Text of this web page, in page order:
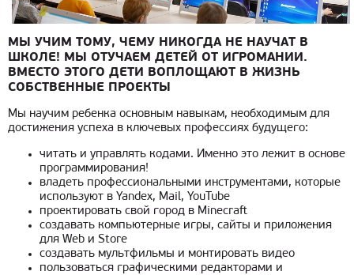
МЫ УЧИМ ТОМУ, ЧЕМУ НИКОГДА НЕ НАУЧАТ В
ШКОЛЕ! МЫ ОТУЧАЕМ ДЕТЕЙ ОТ ИГРОМАНИИ.
ВМЕСТО ЭТОГО ДЕТИ ВОПЛОЩАЮТ В ЖИЗНЬ
СОБСТВЕННЫЕ ПРОЕКТЫ
Мы научим ребенка основным навыкам, необходимым для
достижения успеха в ключевых профессиях будущего:
читать и управлять кодами. Именно это лежит в основе
программирования!
владеть профессиональными инструментами, которые
используют в Yandex, Mail, YouTube
проектировать свой город в Minecraft
создавать компьютерные игры, сайты и приложения
для Web и Store
создавать мультфильмы и монтировать видео
пользоваться графическими редакторами и